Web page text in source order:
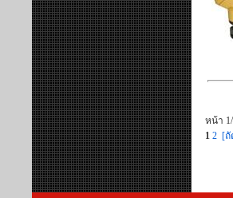
หน้า
1 2 [ถั